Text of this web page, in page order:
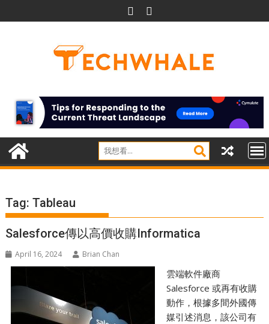
to
Tag:Tableau
Salesforce傳以高價收購Informatica
April 16, 2024 Brian Chan
雲端軟件廠商
Salesforce 或再有收購
動作，根據多間外國傳
媒引述消息，該公司有